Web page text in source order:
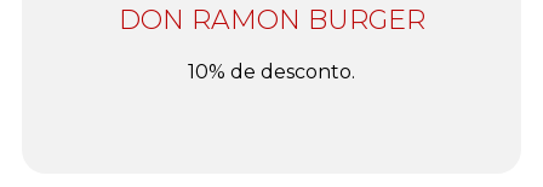
DON RAMON BURGER
10% de desconto.